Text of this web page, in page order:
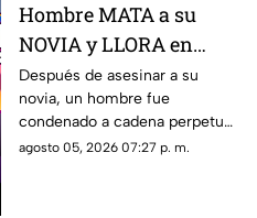
Hombre MATA a su
NOVIA y LLORA en
prisión por no poder
jugar GTA; así fue
captado (+VIDEO)
Después de asesinar a su
novia, un hombre fue
condenado a cadena perpetua
y lloró, aunque no por lo
agosto 05, 2026 07:27 p. m.